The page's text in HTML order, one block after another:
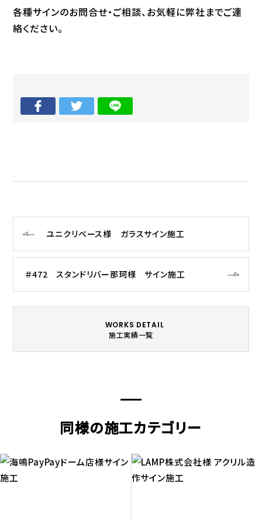
各種サインのお問合せ・ご相談、お気軽に弊社までご連
絡ください。
ユニクリベース様 ガラスサイン施工
＃472 スタンドリバー那珂様 サイン施工
WORKS DETAIL
施工実績一覧
同様の施工カテゴリー